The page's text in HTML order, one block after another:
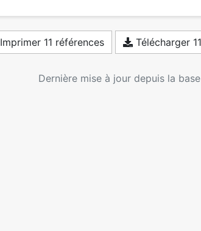
Imprimer 11 références Télécharger
Dernière mise à jour depuis la